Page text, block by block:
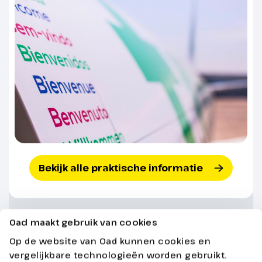
Oad maakt gebruik van cookies
Op de website van Oad kunnen cookies en
vergelijkbare technologieën worden gebruikt.
Altijd inbegrepen
Bekijk alle praktische informatie
bepalen hoeveel en welke activiteiten hij of zij
organiseert.